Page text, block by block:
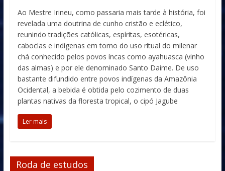
Ao Mestre Irineu, como passaria mais tarde à história, foi
revelada uma doutrina de cunho cristão e eclético,
reunindo tradições católicas, espíritas, esotéricas,
caboclas e indígenas em torno do uso ritual do milenar
chá conhecido pelos povos íncas como ayahuasca (vinho
das almas) e por ele denominado Santo Daime. De uso
bastante difundido entre povos indígenas da Amazônia
Ocidental, a bebida é obtida pelo cozimento de duas
plantas nativas da floresta tropical, o cipó Jagube
Ler mais
Roda de estudos